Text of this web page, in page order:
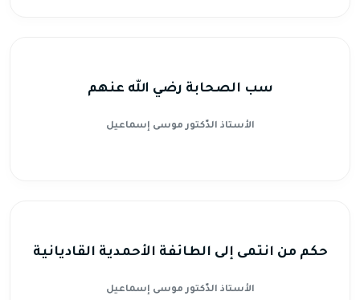
سب الصحابة رضي الله عنهم
الأستاذ الدّكتور موسى إسماعيل
حكم من انتمى إلى الطائفة الأحمدية القاديانية
الأستاذ الدّكتور موسى إسماعيل